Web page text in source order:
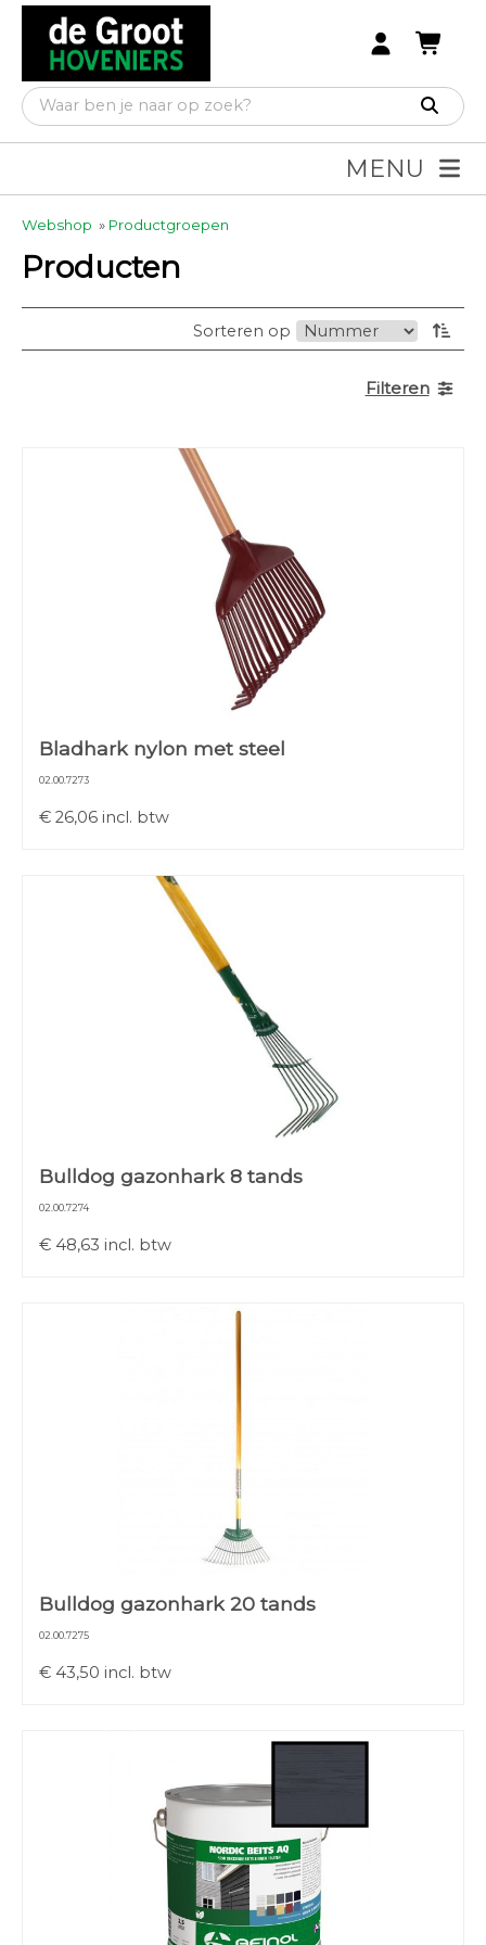
MENU
Webshop » Productgroepen
Producten
Sorteren op
Filteren
Bladhark nylon met steel
02.00.7273
€ 26,06 incl. btw
Bulldog gazonhark 8 tands
02.00.7274
€ 48,63 incl. btw
Bulldog gazonhark 20 tands
02.00.7275
€ 43,50 incl. btw